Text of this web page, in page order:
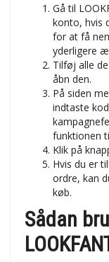
Gå til
konto, hvis
for at få
yderligere
Tilføj alle
åbn den.
På siden
indtaste
funktionen
Klik på
Hvis du er
ordre, kan
køb.
Sådan